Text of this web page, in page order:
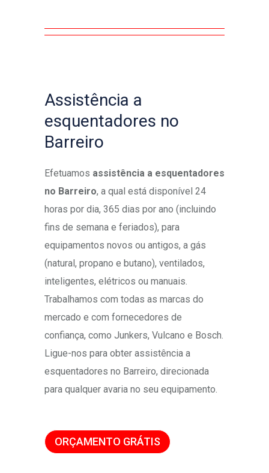
Assistência a
esquentadores no
Barreiro
Efetuamos assistência a esquentadores
no Barreiro, a qual está disponível 24
horas por dia, 365 dias por ano (incluindo
fins de semana e feriados), para
equipamentos novos ou antigos, a gás
(natural, propano e butano), ventilados,
inteligentes, elétricos ou manuais.
Trabalhamos com todas as marcas do
mercado e com fornecedores de
confiança, como Junkers, Vulcano e Bosch.
Ligue-nos para obter assistência a
esquentadores no Barreiro, direcionada
para qualquer avaria no seu equipamento.
ORÇAMENTO GRÁTIS